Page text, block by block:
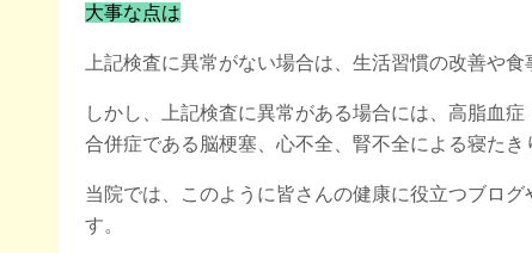
大事な点は
上記検査に異常がない場合は、生活習慣の改善や食
しかし、上記検査に異常がある場合には、高脂血
合併症である脳梗塞、心不全、腎不全による寝たき
当院では、このように皆さんの健康に役立つブロ
す。